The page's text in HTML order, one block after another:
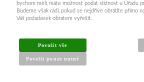
bychom měli, máte možnost podat stížnost u Úřadu
Budeme však rádi, pokud se nejdříve obrátíte přímo
Váš požadavek obratem vyřešit.
Povolit vše
Povolit pouze nutné